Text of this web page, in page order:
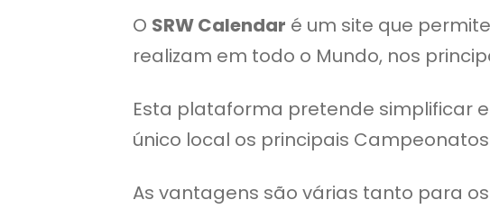
O SRW Calendar é um site que
realizam em todo o Mundo, nos
Esta plataforma pretende simplificar
único local os principais
As vantagens são várias tanto para